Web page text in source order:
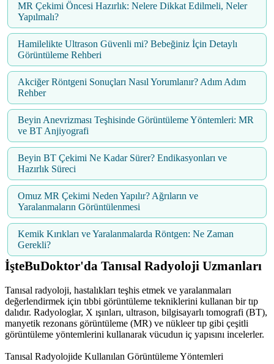
MR Çekimi Öncesi Hazırlık: Nelere Dikkat Edilmeli, Neler
Yapılmalı?
Hamilelikte Ultrason Güvenli mi? Bebeğiniz İçin Detaylı
Görüntüleme Rehberi
Akciğer Röntgeni Sonuçları Nasıl Yorumlanır? Adım Adım
Rehber
Beyin Anevrizması Teşhisinde Görüntüleme Yöntemleri: MR
ve BT Anjiyografi
Beyin BT Çekimi Ne Kadar Sürer? Endikasyonları ve
Hazırlık Süreci
Omuz MR Çekimi Neden Yapılır? Ağrıların ve
Yaralanmaların Görüntülenmesi
Kemik Kırıkları ve Yaralanmalarda Röntgen: Ne Zaman
Gerekli?
İşteBuDoktor'da Tanısal Radyoloji Uzmanları
Tanısal radyoloji, hastalıkları teşhis etmek ve yaralanmaları
değerlendirmek için tıbbi görüntüleme tekniklerini kullanan bir tıp
dalıdır. Radyologlar, X ışınları, ultrason, bilgisayarlı tomografi (BT),
manyetik rezonans görüntüleme (MR) ve nükleer tıp gibi çeşitli
görüntüleme yöntemlerini kullanarak vücudun iç yapısını incelerler.
Tanısal Radyolojide Kullanılan Görüntüleme Yöntemleri